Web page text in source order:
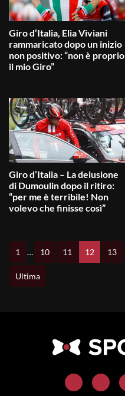
Giro d’Italia, Elia Viviani
rammaricato dopo un inizio
non positivo: “non è proprio
il mio Giro”
Giro d’Italia – La delusione
di Dumoulin dopo il ritiro:
“per me è terribile! Non
volevo che finisse così”
1 … 10 11 12 13
Ultima